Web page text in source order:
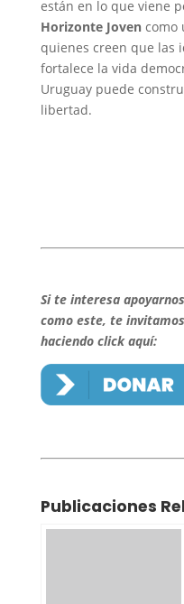
están en lo que viene
Horizonte Jovencomo
quienes creen que las
fortalece la vida
Uruguay puede
libertad.
Si te interesa
como este, te
haciendo click aquí:
Publicaciones